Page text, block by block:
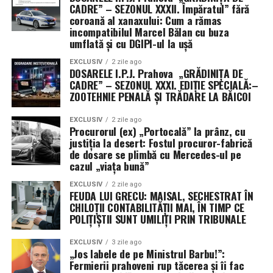
Concluzie: Inspectoratul de Protecție al Jmecherului
De la cămătari și falsificatori, la protejarea
agresorilor de copii, IPJ Prahova s-a transformat
într-un S.R.L. de familie. Până când DGA sau
structurile centrale de la București vor decide să
deratizeze cu adevărat acest județ, singura lege
valabilă rămâne cea a tăcerii și a complicității. Stați
aproape, Sezonul XXXIV promite să scoată la iveală
și mai mulți scheleți din dulapurile „inteligenței”
prahovene! (Cristina T.).
slabire eficientă și durabilă.
Cum integrăm mișcarea în
rutina noastră zilnică fără
CADRE” – SEZONUL XXXII. Împăratul” fără
coroană al xanaxului: Cum a rămas
incompatibilul Marcel Bălan cu buza
umflată și cu DGIPI-ul la ușă
EXCLUSIV 2 zile ago
DOSARELE I.P.J. Prahova „GRĂDINIȚA DE
CADRE” – SEZONUL XXXI. EDIȚIE SPECIALĂ:–
ZOOTEHNIE PENALĂ ȘI TRĂDARE LA BĂICOI
EXCLUSIV 2 zile ago
Procurorul (ex) „Portocală” la prânz, cu
justiția la desert: Fostul procuror-fabrică
de dosare se plimbă cu Mercedes-ul pe
cazul „viața bună”
EXCLUSIV 2 zile ago
FEUDA LUI GRECU: MAISAL, SECHESTRAT ÎN
CHILOȚII CONTABILITĂȚII MAI, ÎN TIMP CE
POLIȚIȘTII SUNT UMILIȚI PRIN TRIBUNALE
EXCLUSIV 3 zile ago
„Jos labele de pe Ministrul Barbu!”:
Fermierii prahoveni rup tăcerea și îi fac